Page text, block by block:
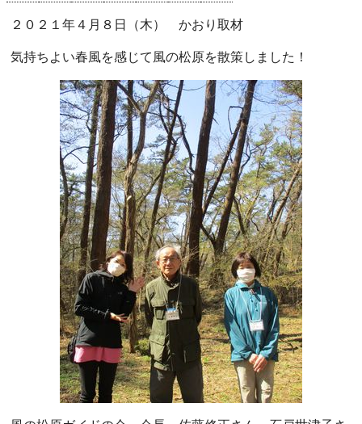
a
ce
b
o
o
k
at
e
n
a
o
ck
et
n
nt
er
es
t
有
２０２１年４月８日（木） かおり取材
気持ちよい春風を感じて風の松原を散策しました！